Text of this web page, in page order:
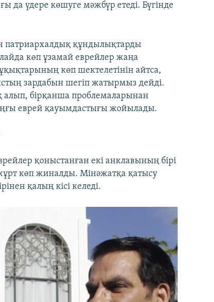
да үдере көшуге мәжбүр етеді. Бүгінде
патриархалдық құндылықтарды
көп ұзамай еврейлер жаңа
көп шектелетінін айтса,
зардабын шегіп жатырмыз дейді.
алып, бірқанша проблемаларынан
еврей қауымдастығы жойылады.
қоныстанған екі анклавының бірі
көп жиналды. Мінәжатқа қатысу
қалың кісі келеді.